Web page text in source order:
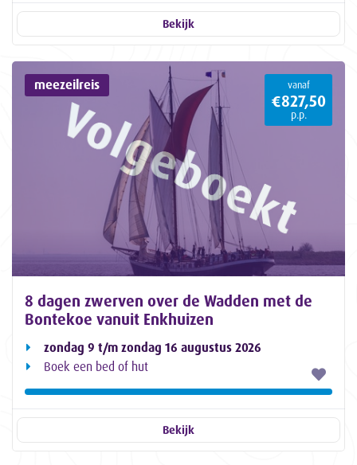
Bekijk
meezeilreis vanaf
€827,50
p.p.
8 dagen zwerven over de Wadden met de
Bontekoe vanuit Enkhuizen
zondag 9 t/m zondag 16 augustus 2026
Boek een bed of hut
Bekijk